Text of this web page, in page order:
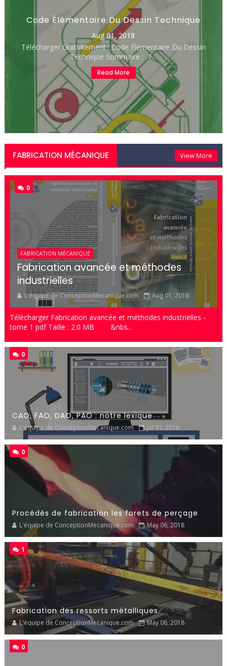
Code Élémentaire Du Dessin Technique
Aug 01, 2018
Télécharger Gratuitement : Code Élémentaire Du Dessin
Technique Sommaire : T...
Read More
FABRICATION MÉCANIQUE View More
0
FABRICATION MÉCANIQUE
Fabrication avancée et méthodes
industrielles
L'équipe de ConceptionMecanique.com Aug 01, 2018
Télécharger Fabrication avancée et méthodes industrielles -
tome 1 pdf Taille : 2.0 MB &nbs...
0
CAO, FAO, DAO, PAO : notre lexique
L'équipe de ConceptionMecanique.com Jul 31, 2018
0
Procédés de fabrication les forets de perçage
L'équipe de ConceptionMecanique.com May 06, 2018
1
Fabrication des ressorts métalliques
L'équipe de ConceptionMecanique.com May 06, 2018
0